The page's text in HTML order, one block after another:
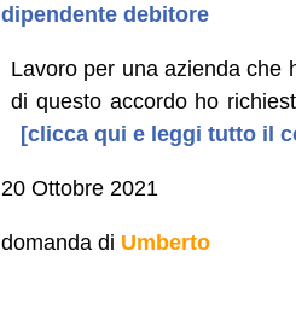
dipendente debitore
Lavoro per una azienda che
di questo accordo ho
[clicca qui e leggi tutto il
20 Ottobre 2021
domanda di Umberto